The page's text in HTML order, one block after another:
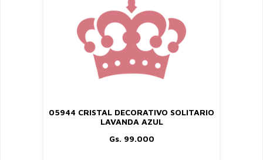
05944 CRISTAL DECORATIVO SOLITARIO
LAVANDA AZUL
Gs. 99.000